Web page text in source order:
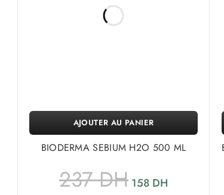
BIODERMA SEBIUM H2O 500 ML
237DH 158 DH
AJOUTER AU PANIER